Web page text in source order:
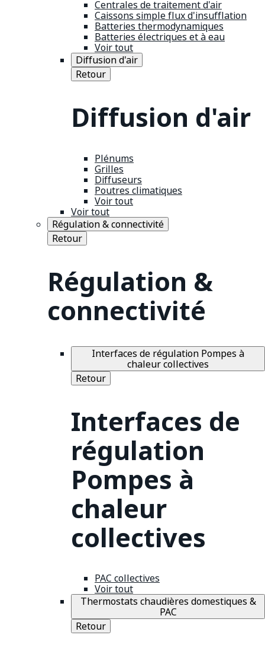
Centrales de traitement d'air
Caissons simple flux d'insufflation
Batteries thermodynamiques
Batteries électriques et à eau
Voir tout
Diffusion d'air
Retour
Diffusion d'air
Plénums
Grilles
Diffuseurs
Poutres climatiques
Voir tout
Voir tout
Régulation & connectivité
Retour
Régulation &
connectivité
Interfaces de régulation Pompes à
chaleur collectives
Retour
Interfaces de
régulation
Pompes à
chaleur
collectives
PAC collectives
Voir tout
Thermostats chaudières domestiques &
PAC
Retour